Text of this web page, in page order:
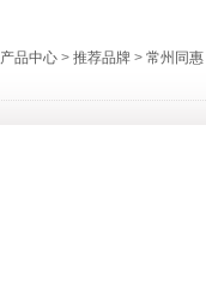
产品中心 >推荐品牌 >常州同惠